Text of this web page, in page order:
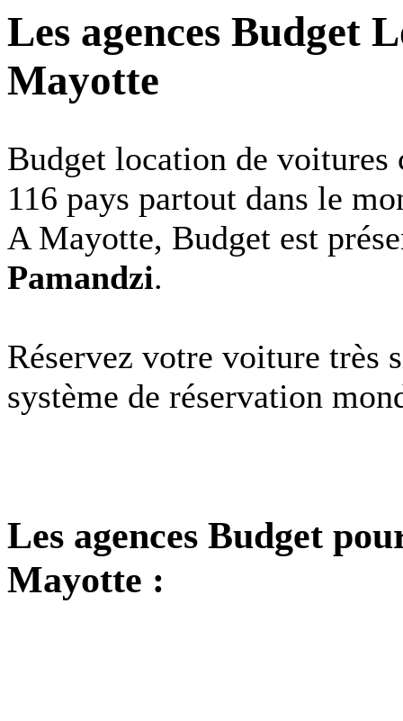
Les agences Budget
Mayotte
Budget location de voitures
116 pays partout dans le
A Mayotte, Budget est
Pamandzi.
Réservez votre voiture très
système de réservation
Les agences Budget
Mayotte :